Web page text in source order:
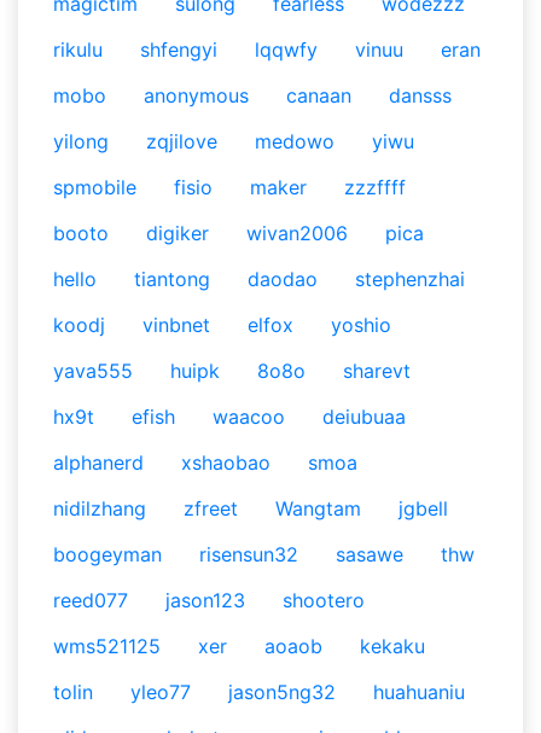
rikulu
shfengyi lqqwfy vinuu
eran
mobo
anonymous canaan
dansss
yilong
zqjilove medowo
yiwu
spmobile
fisio maker
zzzffff
booto
digiker wivan2006
pica
hello
tiantong daodao
stephenzhai
koodj
vinbnet elfox
yoshio
yava555
huipk 8o8o
sharevt
hx9t
efish waacoo
deiubuaa
alphanerd
xshaobao
smoa
nidilzhang
zfreet Wangtam
jgbell
boogeyman
risensun32 sasawe
thw
reed077
jason123
shootero
wms521125
xer aoaob
kekaku
tolin
yleo77 jason5ng32
huahuaniu